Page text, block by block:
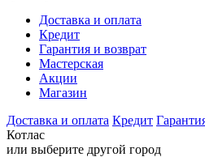
Доставка и оплата
Кредит
Гарантия и возврат
Мастерская
Акции
Магазин
Доставка и оплата Кредит
Котлас
или выберите другой город